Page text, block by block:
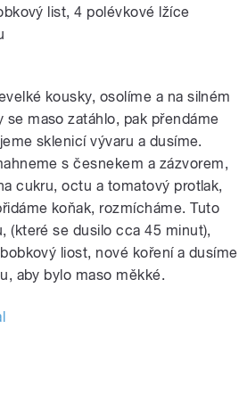
list, 4 polévkové lžíce
kousky, osolíme a na silném
se maso zatáhlo, pak přendáme
sklenicí vývaru a dusíme.
s česnekem a zázvorem,
cukru, octu a tomatový protlak,
koňak, rozmícháme. Tuto
(které se dusilo cca 45 minut),
liost, nové koření a dusíme
aby bylo maso měkké.